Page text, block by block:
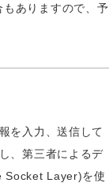
もありますので、予
を入力、送信して
、第三者によるデ
Socket Layer)を使